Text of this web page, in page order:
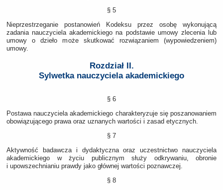
§ 5
Nieprzestrzeganie postanowień Kodeksu przez osobę wykonującą
zadania nauczyciela akademickiego na podstawie umowy zlecenia lub
umowy o dzieło może skutkować rozwiązaniem (wypowiedzeniem)
umowy.
Rozdział II.
Sylwetka nauczyciela akademickiego
§ 6
Postawa nauczyciela akademickiego charakteryzuje się poszanowaniem
obowiązującego prawa oraz uznanych wartości i zasad etycznych.
§ 7
Aktywność badawcza i dydaktyczna oraz uczestnictwo nauczyciela
akademickiego w życiu publicznym służy odkrywaniu, obronie
i upowszechnianiu prawdy jako głównej wartości poznawczej.
§ 8